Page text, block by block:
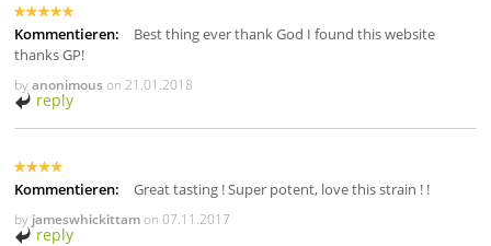
Kommentieren:
Best thing ever thank God I found this website
thanks GP!
byanonimouson21.01.2018
reply
Kommentieren: Great tasting ! Super potent, love this strain ! !
by jameswhickittamon07.11.2017
reply